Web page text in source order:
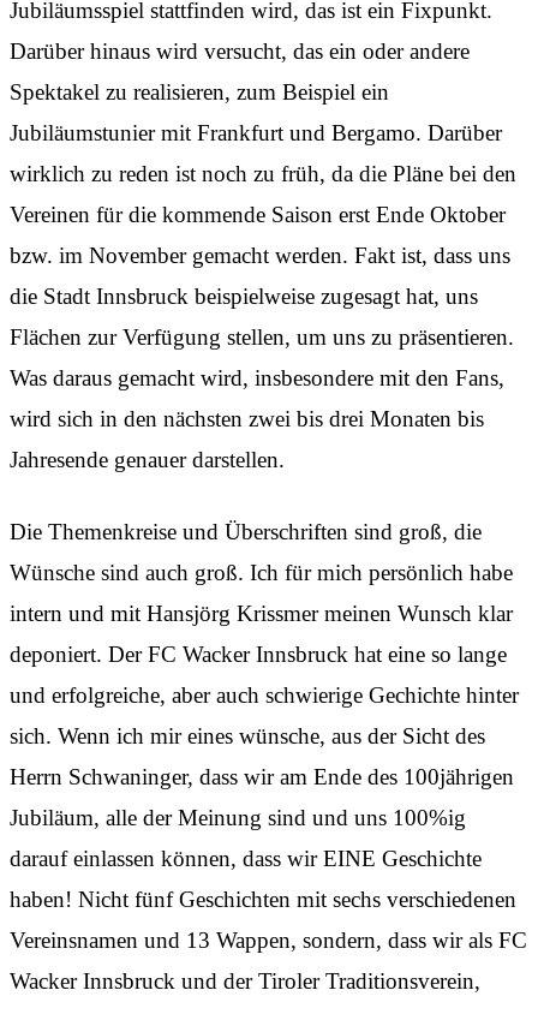
Jubiläumsspiel stattfinden wird, das ist ein Fixpunkt.
Darüber hinaus wird versucht, das ein oder andere
Spektakel zu realisieren, zum Beispiel ein
Jubiläumstunier mit Frankfurt und Bergamo. Darüber
wirklich zu reden ist noch zu früh, da die Pläne bei den
Vereinen für die kommende Saison erst Ende Oktober
bzw. im November gemacht werden. Fakt ist, dass uns
die Stadt Innsbruck beispielweise zugesagt hat, uns
Flächen zur Verfügung stellen, um uns zu präsentieren.
Was daraus gemacht wird, insbesondere mit den Fans,
wird sich in den nächsten zwei bis drei Monaten bis
Jahresende genauer darstellen.
Die Themenkreise und Überschriften sind groß, die
Wünsche sind auch groß. Ich für mich persönlich habe
intern und mit Hansjörg Krissmer meinen Wunsch klar
deponiert. Der FC Wacker Innsbruck hat eine so lange
und erfolgreiche, aber auch schwierige Gechichte hinter
sich. Wenn ich mir eines wünsche, aus der Sicht des
Herrn Schwaninger, dass wir am Ende des 100jährigen
Jubiläum, alle der Meinung sind und uns 100%ig
darauf einlassen können, dass wir EINE Geschichte
haben! Nicht fünf Geschichten mit sechs verschiedenen
Vereinsnamen und 13 Wappen, sondern, dass wir als FC
Wacker Innsbruck und der Tiroler Traditionsverein,